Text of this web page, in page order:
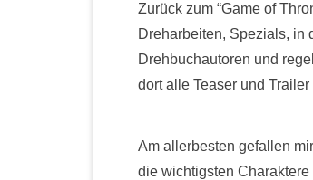
Zurück zum “Game of
Dreharbeiten, Spezials, in
Drehbuchautoren und
dort alle Teaser und
Am allerbesten gefallen
die wichtigsten